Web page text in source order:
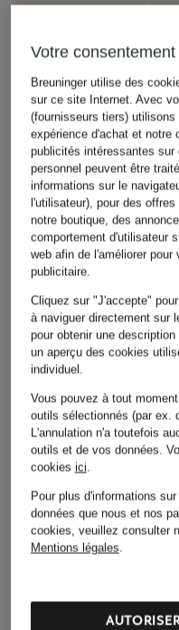
PATRIZIA PEPE
Pantalon 7/8
149,99 €
Meilleur prix:144,49 €
Initialement:229,99 €
90
Autres catégories
Bikinis pour Femmes
Blazers pour Femmes
Blouses pour Femmes
Cardigans et gilets
Votre
Breuninger utilise des
sur ce site Internet. Avec
(fournisseurs tiers)
expérience d'achat et notre
publicités intéressantes
personnel peuvent être
informations sur le
l'utilisateur), pour des
notre boutique, des
comportement d'utilisateur
web afin de l'améliorer
publicitaire.
Cliquez sur "J'accepte"
à naviguer directement sur
pour obtenir une
un aperçu des cookies
individuel.
Vous pouvez à tout
outils sélectionnés (par ex.
L'annulation n'a toutefois
outils et de vos données.
cookies ici.
Pour plus d'informations
données que nous et nos
cookies, veuillez consulter
Mentions légales.